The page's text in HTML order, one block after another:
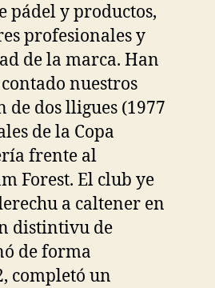
pádel y productos,
profesionales y
de la marca. Han
nuestros
de dos lligues (1977
de la Copa
frente al
Forest. El club ye
a caltener en
distintivu de
de forma
completó un